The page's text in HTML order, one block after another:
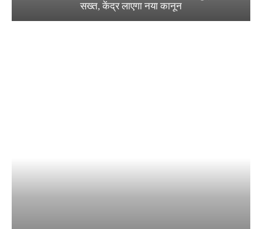
सख्त, केंद्र लाएगा नया कानून